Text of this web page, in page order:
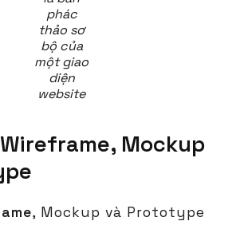
phác
thảo sơ
bộ của
một giao
diện
website
Mockup
, Mockup và Prototype